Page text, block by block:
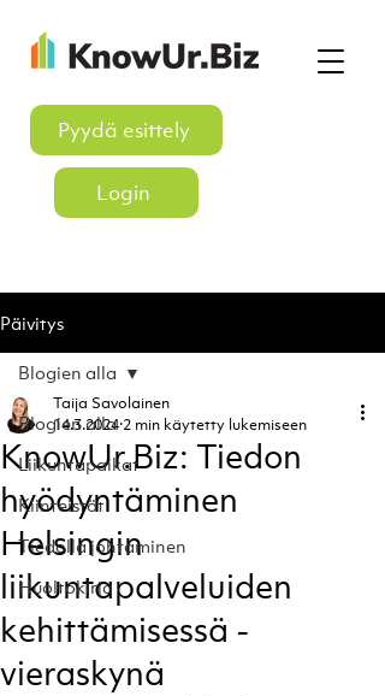
Pyydä esittely
Login
Päivitys
Blogien alla
Liikuntapaikat
Kiinteistöt
Tiedolla johtaminen
Huoltokirja
Blogien alla
KnowUr.Biz: Tiedon
hyödyntäminen
Helsingin
liikuntapalveluiden
kehittämisessä -
vieraskynä
Taija Savolainen
14.3.2024 2 min käytetty lukemiseen